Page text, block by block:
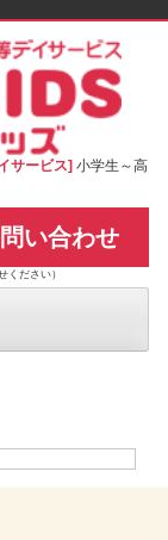
サービス] 小学生～高
い合わせ
ください）